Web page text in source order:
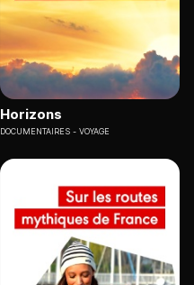
Horizons
DOCUMENTAIRES VOYAGE